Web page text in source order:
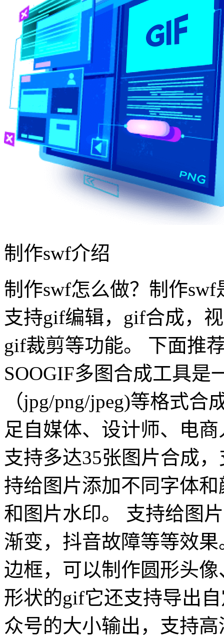
制作swf介绍
制作swf怎么做？制作
支持gif编辑，gif合成，
gif裁剪等功能。 下面推
SOOGIF多图合成工具是
（jpg/png/jpeg)等格式
足自媒体、设计师、电
支持多达35张图片合成
持给图片添加不同字体
和图片水印。 支持给图
渐变，抖音故障等等效
边框，可以制作圆形头
形状的gif它还支持导出
众号的大小输出，支持